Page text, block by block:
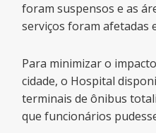
foram suspensos e as
serviços foram afetadas
Para minimizar o
cidade, o Hospital
terminais de ônibus
que funcionários